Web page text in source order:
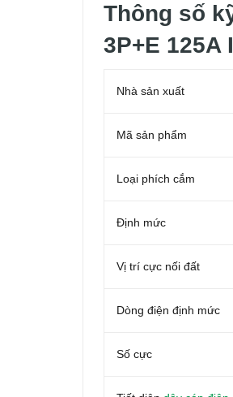
Thông số
3P+E 125A
Nhà sản xuất
Mã sản phẩm
Loại phích cắm
Định mức
Vị trí cực nối đất
Dòng điện định mức
Số cực